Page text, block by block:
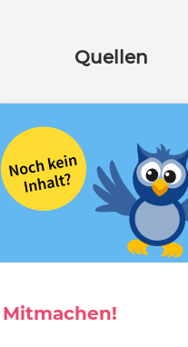
Quellen
Mitmachen!